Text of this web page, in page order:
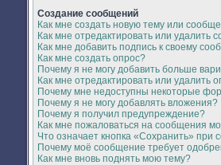
Создание сообщений
Как мне создать новую тему или
Как мне отредактировать или удалить
Как мне добавить подпись к своему
Как мне создать опрос?
Почему я не могу добавить больше
Как мне отредактировать или удалить
Почему мне недоступны некоторые
Почему я не могу добавлять вложения?
Почему я получил предупреждение?
Как мне пожаловаться на сообщения
Что означает кнопка «Сохранить» при
Почему моё сообщение требует
Как мне вновь поднять мою тему?